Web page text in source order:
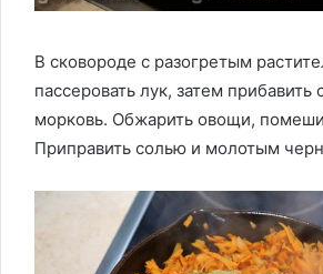
В сковороде с разогретым
пассеровать лук, затем прибавить
морковь. Обжарить овощи,
Приправить солью и молотым